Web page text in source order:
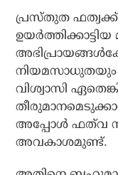
പ്രസ്തുത ഫത്വക്ക്
നിയമസാധുതയും
വിശ്വാസി
അപ്പോള്‍ ഫത്‌വ
അവകാശമുണ്ട്.